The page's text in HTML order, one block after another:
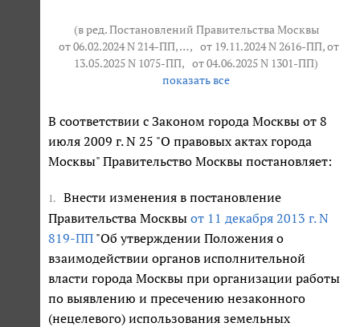
(в ред. Постановлений Правительства Москвы
от 06.02.2024 N 214-ПП, … , от 19.11.2024 N 2616-ПП, от
13.05.2025 N 1075-ПП, от 04.06.2025 N 1301-ПП)
показать все
В соответствии с Законом города Москвы от 8
июля 2009 г. N 25 "О правовых актах города
Москвы" Правительство Москвы постановляет:
1.
Внести изменения в постановление
Правительства Москвы от 11 декабря 2013 г. N
819-ПП "Об утверждении Положения о
взаимодействии органов исполнительной
власти города Москвы при организации работы
по выявлению и пресечению незаконного
(нецелевого) использования земельных